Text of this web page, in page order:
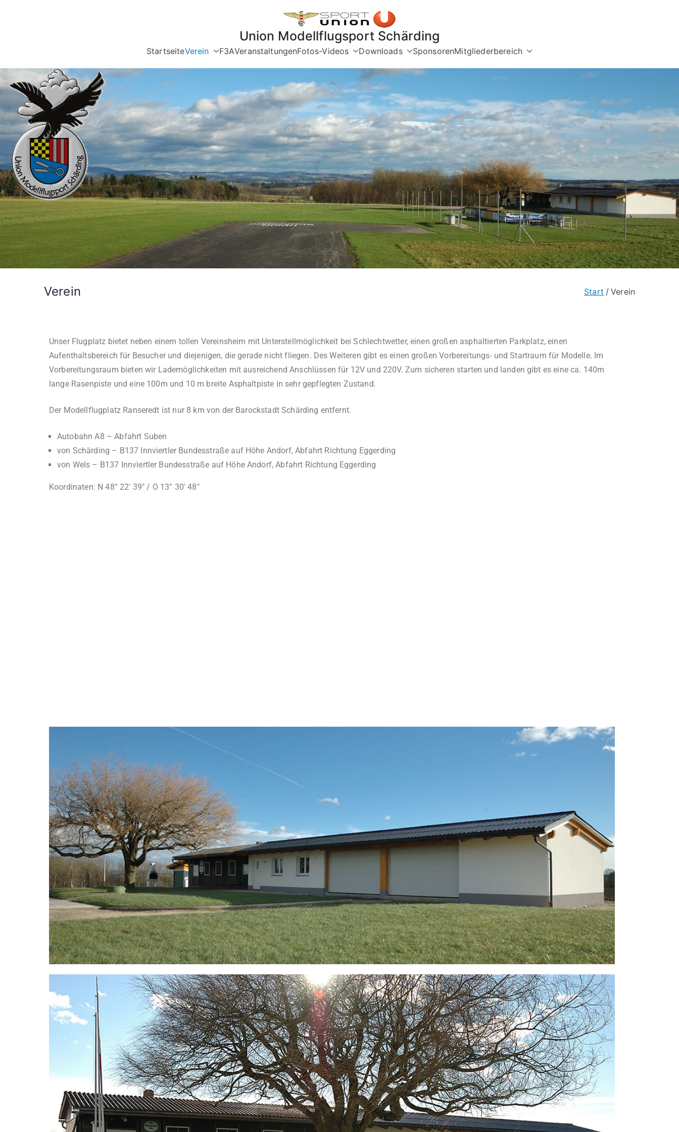
Union Modellflugsport Schärding
StartseiteVerein F3AVeranstaltungenFotos-Videos Downloads SponsorenMitgliederbereich
Verein Start Verein
Unser Flugplatz bietet neben einem tollen Vereinsheim mit Unterstellmöglichkeit bei Schlechtwetter, einen großen asphaltierten Parkplatz, einen
Aufenthaltsbereich für Besucher und diejenigen, die gerade nicht fliegen. Des Weiteren gibt es einen großen Vorbereitungs- und Startraum für Modelle. Im
Vorbereitungsraum bieten wir Lademöglichkeiten mit ausreichend Anschlüssen für 12V und 220V. Zum sicheren starten und landen gibt es eine ca. 140m
lange Rasenpiste und eine 100m und 10 m breite Asphaltpiste in sehr gepflegten Zustand.
Der Modellflugplatz Ranseredt ist nur 8 km von der Barockstadt Schärding entfernt.
Autobahn A8 – Abfahrt Suben
von Schärding – B137 Innviertler Bundesstraße auf Höhe Andorf, Abfahrt Richtung Eggerding
von Wels – B137 Innviertler Bundesstraße auf Höhe Andorf, Abfahrt Richtung Eggerding
Koordinaten: N 48° 22′ 39″ / O 13° 30′ 48″